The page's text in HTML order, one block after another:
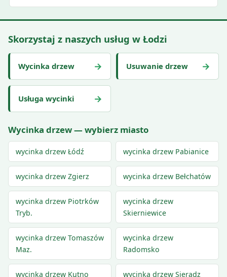
Skorzystaj z naszych usług w Łodzi
Wycinka drzew → Usuwanie drzew →
Usługa wycinki →
Wycinka drzew — wybierz miasto
wycinka drzew Łódź wycinka drzew Pabianice
wycinka drzew Zgierz wycinka drzew Bełchatów
wycinka drzew Piotrków
Tryb.
wycinka drzew
Skierniewice
wycinka drzew Tomaszów
Maz.
wycinka drzew
Radomsko
wycinka drzew Kutno wycinka drzew Sieradz